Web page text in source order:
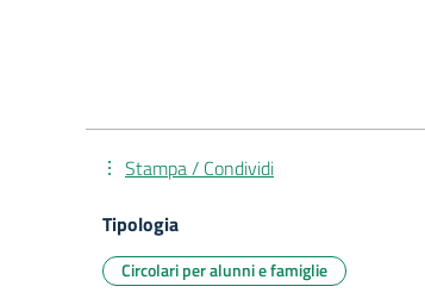
Stampa / Condividi
Tipologia
Circolari per alunni e famiglie